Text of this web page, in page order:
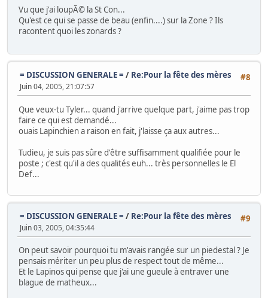
Vu que j'ai loupÃ© la St Con...
Qu'est ce qui se passe de beau (enfin....) sur la Zone ? Ils
racontent quoi les zonards ?
#8
= DISCUSSION GENERALE = / Re:Pour la fête des mères
Juin 04, 2005, 21:07:57
Que veux-tu Tyler... quand j'arrive quelque part, j'aime pas trop
faire ce qui est demandé...
ouais Lapinchien a raison en fait, j'laisse ça aux autres...
Tudieu, je suis pas sûre d'être suffisamment qualifiée pour le
poste ; c'est qu'il a des qualités euh... très personnelles le El
Def...
#9
= DISCUSSION GENERALE = / Re:Pour la fête des mères
Juin 03, 2005, 04:35:44
On peut savoir pourquoi tu m'avais rangée sur un piedestal ? Je
pensais mériter un peu plus de respect tout de même...
Et le Lapinos qui pense que j'ai une gueule à entraver une
blague de matheux...